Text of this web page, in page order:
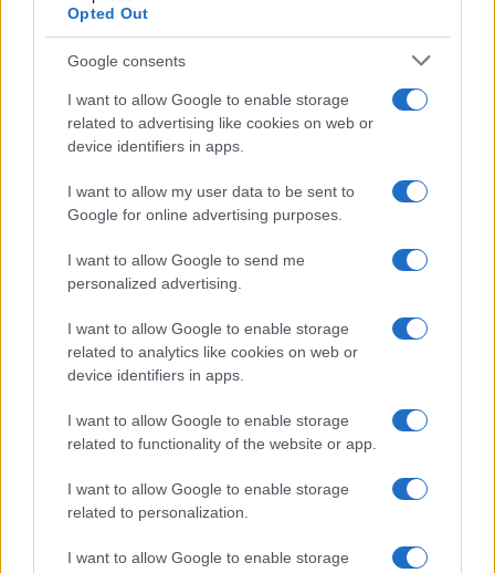
Opted Out
Google consents
I want to allow Google to enable storage
related to advertising like cookies on web or
device identifiers in apps.
I want to allow my user data to be sent to
Google for online advertising purposes.
I want to allow Google to send me
personalized advertising.
I want to allow Google to enable storage
related to analytics like cookies on web or
device identifiers in apps.
I want to allow Google to enable storage
related to functionality of the website or app.
I want to allow Google to enable storage
related to personalization.
I want to allow Google to enable storage
In studio,Nicola Porroha osservato come
sarebbe bastato ammettere l’errore e scusarsi per
chiudere la questione.
Alessandro Sallusti,
direttore delGiornale, ha poi spiegato perché ciò
non avviene quasi mai: secondo lui, i magistrati
faticano a riconoscere i propri sbagli. “Loro
giudicano e non vogliono essere giudicati”, ha
affermato, sottolineando come il comportamento
mostrato nel servizio dimostri un atteggiamento
di superiorità, refrattario al confronto e alla
preoccupante quando questa mentalità si riflette
sbagliano, non lo ammettono. Anzi, insistono
nello sbaglio, proprio come sta facendo Gratteri”.